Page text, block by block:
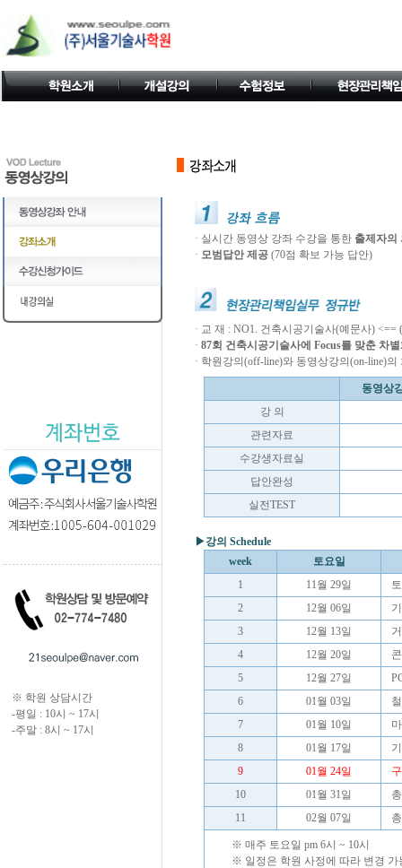
※ 학원 상담시간
-평일 : 10시 ~ 17시
-주말 : 8시 ~ 17시
· 실시간 동영상 강좌 수강을 통한 출제자의
· 모범답안 제공 (70점 확보 가능 답안)
· 교 재 : NO1. 건축시공기술사(예문사) <==
· 87회 건축시공기술사에 Focus를 맞춘 차
· 학원강의(off-line)와 동영상강의(on-line)의
동영상
강 의
관련자료
수강생자료실
답안완성
실전TEST
▶강의 Schedule
week
토요일
1
11월 29일
2
12월 06일
3
12월 13일
4
12월 20일
5
12월 27일
6
01월 03일
7
01월 10일
8
01월 17일
9
01월 24일
10
01월 31일
11
02월 07일
※ 매주 토요일 pm 6시 ~ 10시
※ 일정은 학원 사정에 따라 변경 가